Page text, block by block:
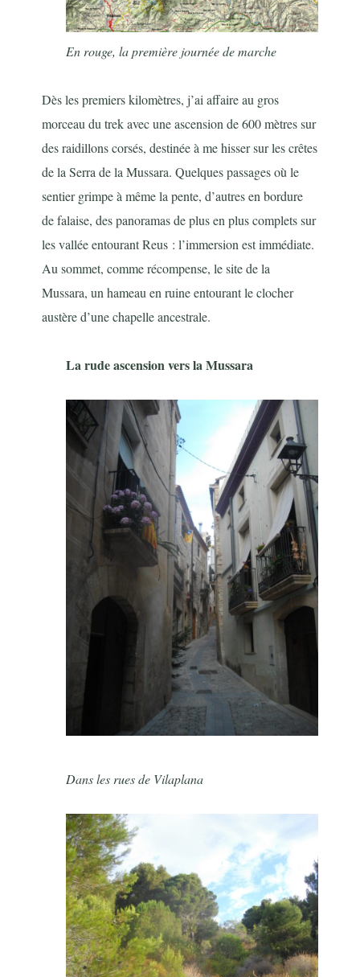
En rouge, la première journée de marche
Dès les premiers kilomètres, j’ai affaire au gros
morceau du trek avec une ascension de 600 mètres sur
des raidillons corsés, destinée à me hisser sur les crêtes
de la Serra de la Mussara. Quelques passages où le
sentier grimpe à même la pente, d’autres en bordure
de falaise, des panoramas de plus en plus complets sur
les vallée entourant Reus : l’immersion est immédiate.
Au sommet, comme récompense, le site de la
Mussara, un hameau en ruine entourant le clocher
austère d’une chapelle ancestrale.
La rude ascension vers la Mussara
Dans les rues de Vilaplana